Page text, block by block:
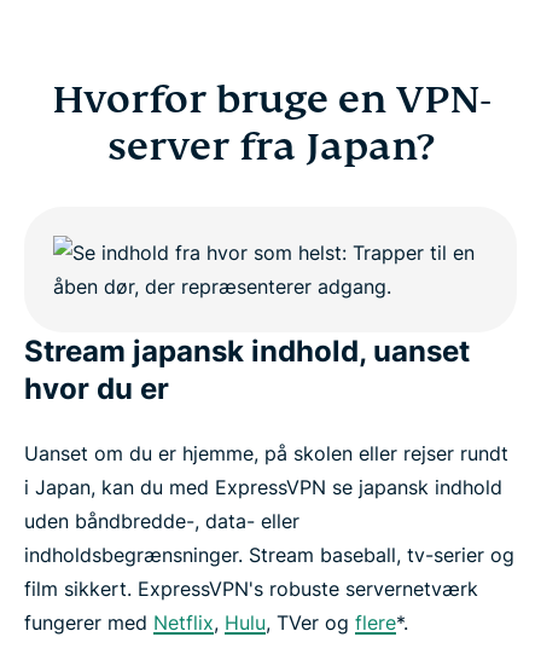
Hvorfor bruge en VPN-
server fra Japan?
Stream japansk indhold, uanset
hvor du er
Uanset om du er hjemme, på skolen eller rejser rundt
i Japan, kan du med ExpressVPN se japansk indhold
uden båndbredde-, data- eller
indholdsbegrænsninger. Stream baseball, tv-serier og
film sikkert. ExpressVPN's robuste servernetværk
fungerer med Netflix, Hulu, TVer og flere*.